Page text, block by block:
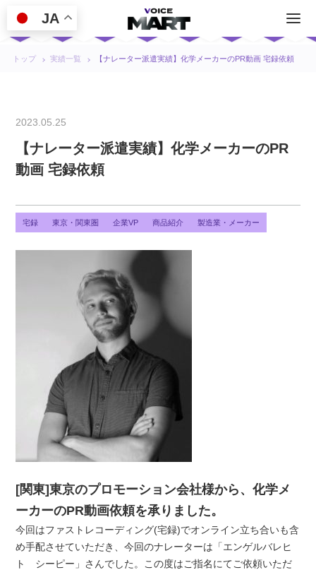
トップ 実績一覧 【ナレーター派遣実績】化学メーカーのPR動画 宅録依頼
2023.05.25
【ナレーター派遣実績】化学メーカーのPR
動画 宅録依頼
宅録 東京・関東圏 企業VP 商品紹介 製造業・メーカー
[関東]東京のプロモーション会社様から、化学メ
ーカーのPR動画依頼を承りました。
今回はファストレコーディング(宅録)でオンライン立ち合いも含
め手配させていただき、今回のナレーターは「エンゲルバレヒ
ト シーピー」さんでした。この度はご指名にてご依頼いただ
JA